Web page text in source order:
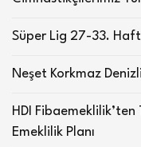
Süper Lig 27-33.
Neşet Korkmaz
HDI
Emeklilik Planı